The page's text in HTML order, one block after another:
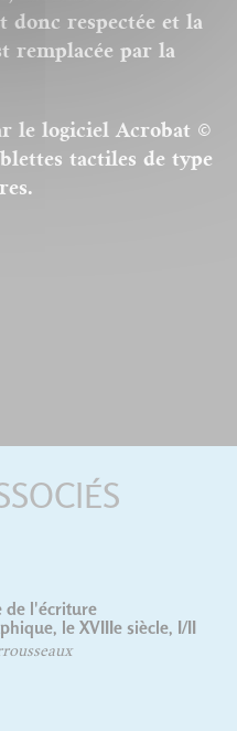
donc respectée et la
remplacée par la
le logiciel Acrobat ©
tactiles de type
siècle, I/II